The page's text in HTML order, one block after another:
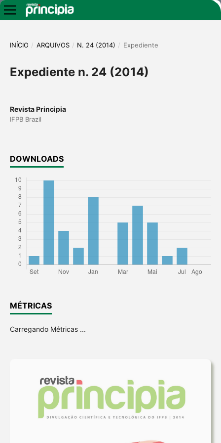
INÍCIO / ARQUIVOS / N. 24 (2014) / Expediente
Expediente n. 24 (2014)
Revista Principia
IFPB Brazil
DOWNLOADS
MÉTRICAS
Carregando Métricas ...